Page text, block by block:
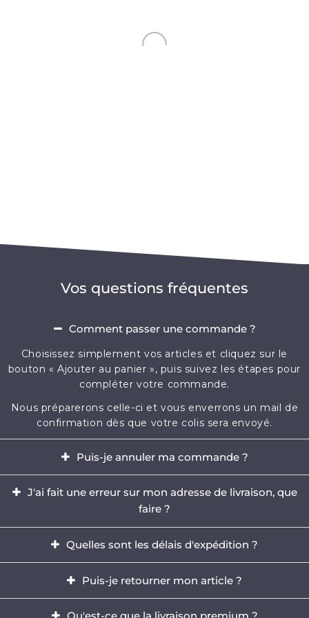
Vos questions fréquentes
Comment passer une commande ?
Choisissez simplement vos articles et cliquez sur le
bouton « Ajouter au panier », puis suivez les étapes pour
compléter votre commande.
Nous préparerons celle-ci et vous enverrons un mail de
confirmation dès que votre colis sera envoyé.
Puis-je annuler ma commande ?
l'heure qui suit votre achat.
J'ai fait une erreur sur mon adresse de livraison, que
faire ?
heures qui suit votre achat. Si l'adresse indiquée pour la
livraison comporte une erreur, contactez-nous
rapidement par email àcontact@mikizi.com
précisant l'adresse correcte.
Quelles sont les délais d'expédition ?
72h (hors week-end et jours fériés) et les délais de
livraison sont de 5 à 12 jours ouvrés en France, et jusqu'à
15 jours ouvrés partout en Europe.
Puis-je retourner mon article ?